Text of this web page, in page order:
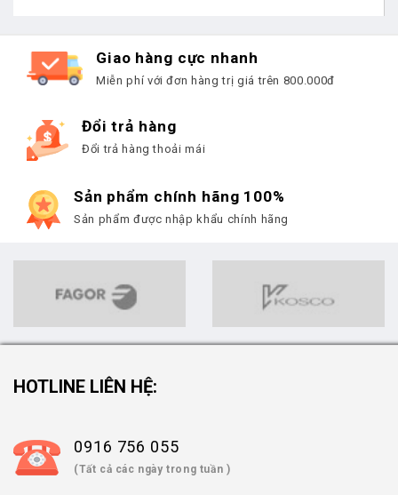
Giao hàng cực nhanh
Miễn phí với đơn hàng trị giá trên 800.000đ
Đổi trả hàng
Đổi trả hàng thoải mái
Sản phẩm chính hãng 100%
Sản phẩm được nhập khẩu chính hãng
HOTLINE LIÊN HỆ:
0916 756 055
(Tất cả các ngày trong tuần )